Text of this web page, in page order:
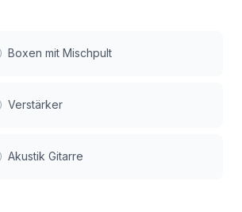
Boxen mit Mischpult
Verstärker
Akustik Gitarre